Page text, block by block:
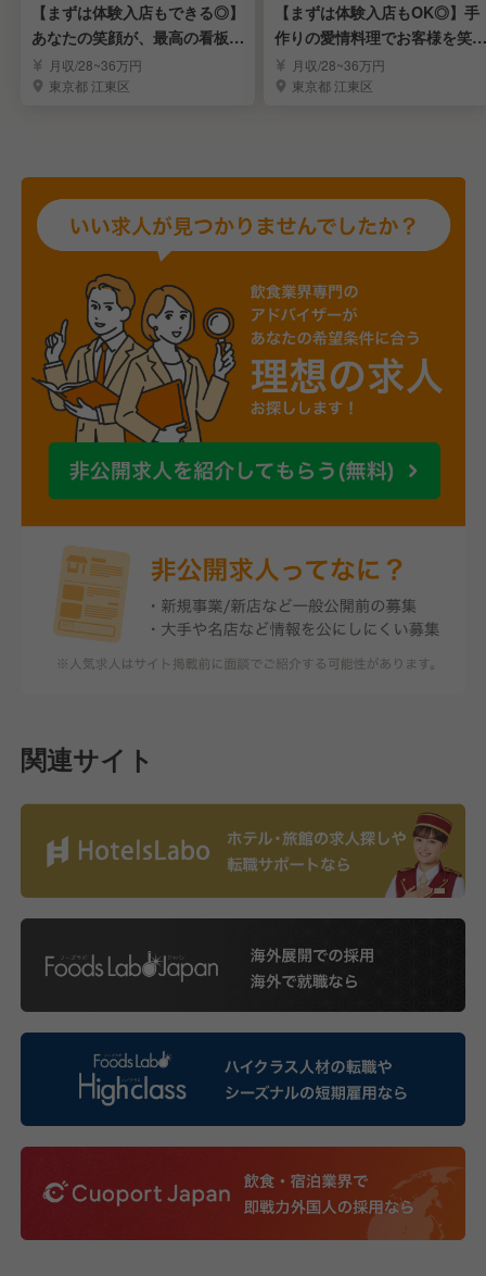
【まずは体験入店もできる◎】
あなたの笑顔が、最高の看板メ
ニュー！《ホール》
月収/28~36万円
東京都 江東区
【まずは体験入店もOK◎】手
作りの愛情料理でお客様を笑顔
にする《キッチン》
月収/28~36万円
東京都 江東区
関連サイト